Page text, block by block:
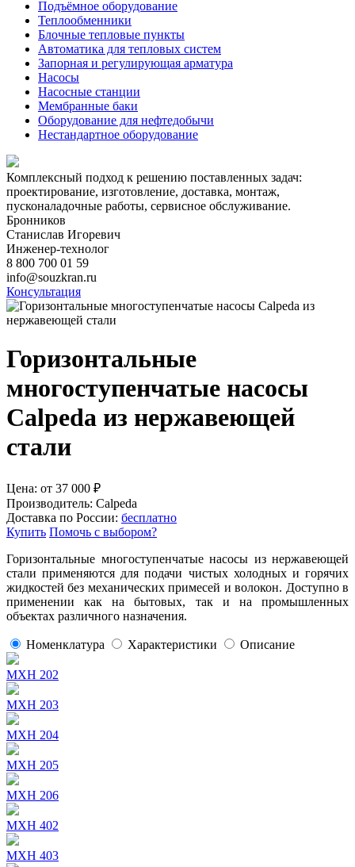
Подъёмное оборудование
Теплообменники
Блочные тепловые пункты
Автоматика для тепловых систем
Запорная и регулирующая арматура
Насосы
Насосные станции
Мембранные баки
Оборудование для нефтедобычи
Нестандартное оборудование
Комплексный подход к решению поставленных задач:
проектирование, изготовление, доставка, монтаж,
пусконаладочные работы, сервисное обслуживание.
Бронников
Станислав Игоревич
Инженер-технолог
8 800 700 01 59
info@souzkran.ru
Консультация
Горизонтальные
многоступенчатые насосы
Calpeda из нержавеющей
стали
Цена: от 37 000 ₽
Производитель: Calpeda
Доставка по России: бесплатно
Купить Помочь с выбором?
Горизонтальные многоступенчатые насосы из нержавеющей
стали применяются для подачи чистых холодных и горячих
жидкостей без механических примесей и волокон. Доступно в
применении как на бытовых, так и на промышленных
объектах различного назначения.
Номенклатура Характеристики Описание
MXH 202
MXH 203
MXH 204
MXH 205
MXH 206
MXH 402
MXH 403